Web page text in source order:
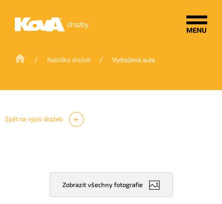
/ Nabídka dražeb / Vydražená auta
Zpět na výpis dražeb
Zobrazit všechny fotografie